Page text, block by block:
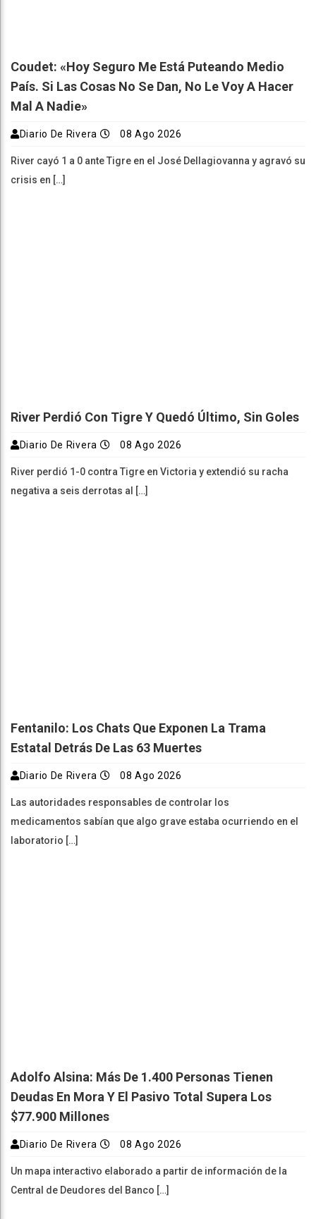
Coudet: «Hoy Seguro Me Está Puteando Medio
País. Si Las Cosas No Se Dan, No Le Voy A Hacer
Mal A Nadie»
Diario De Rivera 08 Ago 2026
River cayó 1 a 0 ante Tigre en el José Dellagiovanna y agravó su
crisis en […]
River Perdió Con Tigre Y Quedó Último, Sin Goles
Diario De Rivera 08 Ago 2026
River perdió 1-0 contra Tigre en Victoria y extendió su racha
negativa a seis derrotas al […]
Fentanilo: Los Chats Que Exponen La Trama
Estatal Detrás De Las 63 Muertes
Diario De Rivera 08 Ago 2026
Las autoridades responsables de controlar los
medicamentos sabían que algo grave estaba ocurriendo en el
laboratorio […]
Adolfo Alsina: Más De 1.400 Personas Tienen
Deudas En Mora Y El Pasivo Total Supera Los
$77.900 Millones
Diario De Rivera 08 Ago 2026
Un mapa interactivo elaborado a partir de información de la
Central de Deudores del Banco […]